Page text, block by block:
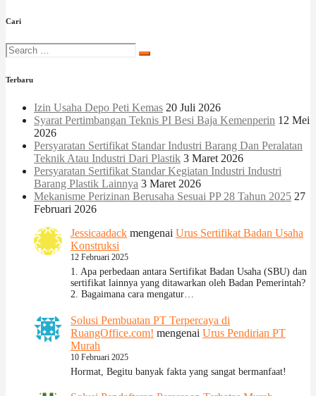
Cari
Terbaru
Izin Usaha Depo Peti Kemas 20 Juli 2026
Syarat Pertimbangan Teknis PI Besi Baja Kemenperin 12 Mei
2026
Persyaratan Sertifikat Standar Industri Barang Dan Peralatan
Teknik Atau Industri Dari Plastik 3 Maret 2026
Persyaratan Sertifikat Standar Kegiatan Industri Industri
Barang Plastik Lainnya 3 Maret 2026
Mekanisme Perizinan Berusaha Sesuai PP 28 Tahun 2025 27
Februari 2026
Jessicaadack mengenai Urus Sertifikat Badan Usaha
Konstruksi
12 Februari 2025
1. Apa perbedaan antara Sertifikat Badan Usaha (SBU) dan
sertifikat lainnya yang ditawarkan oleh Badan Pemerintah?
2. Bagaimana cara mengatur…
Solusi Pembuatan PT Terpercaya di
RuangOffice.com! mengenai Urus Pendirian PT
Murah
10 Februari 2025
Hormat, Begitu banyak fakta yang sangat bermanfaat!